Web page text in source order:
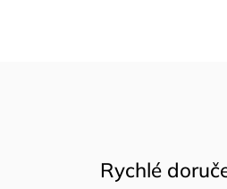
Rychlé